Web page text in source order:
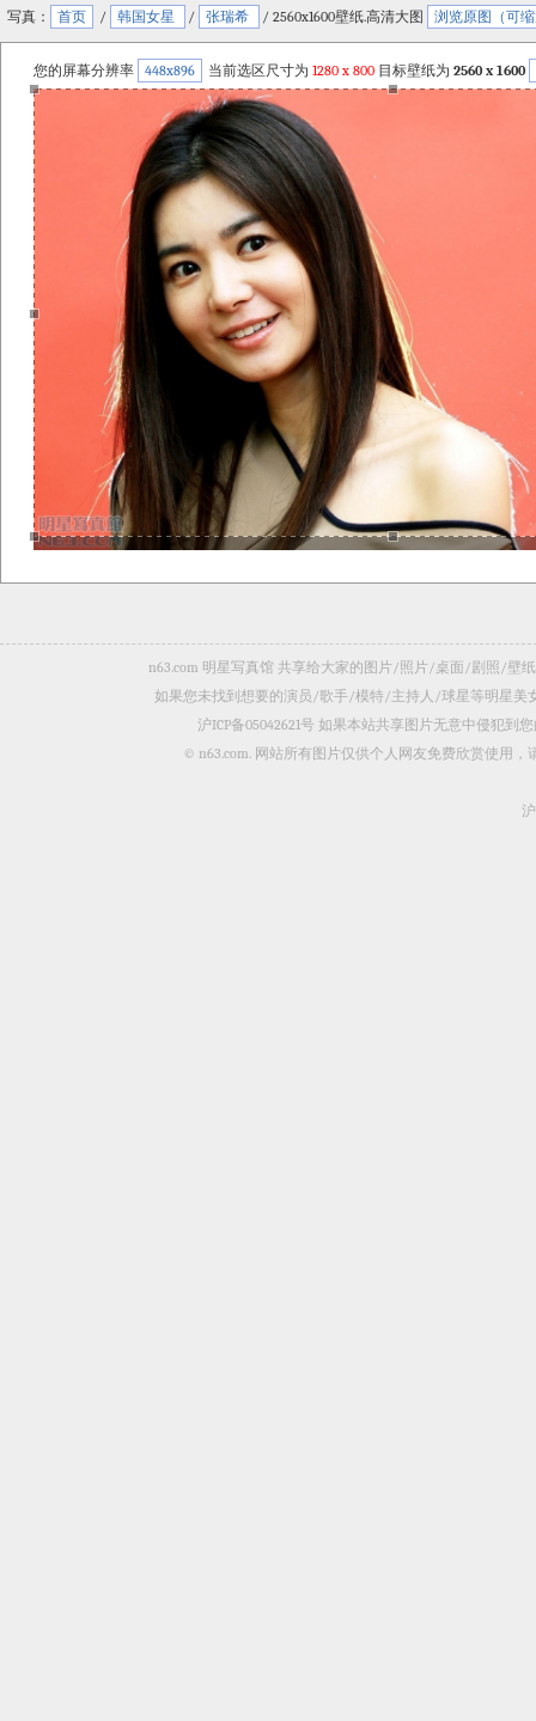
写真： 首页 / 韩国女星 / 张瑞希 / 2560x1600壁纸.高清大图 浏览原图（可
您的屏幕分辨率 448x896 当前选区尺寸为 1280 x 800 目标壁纸为 2560 x 1600
n63.com 明星写真馆 共享给大家的图片/照片/桌面/剧照/壁
如果您未找到想要的演员/歌手/模特/主持人/球星等明星美
沪ICP备05042621号 如果本站共享图片无意中侵犯到
© n63.com. 网站所有图片仅供个人网友免费欣赏使用